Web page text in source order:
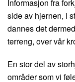
Informasjon fra
side av hjernen, i
dannes det
terreng, over vår
En stor del av
områder som vi